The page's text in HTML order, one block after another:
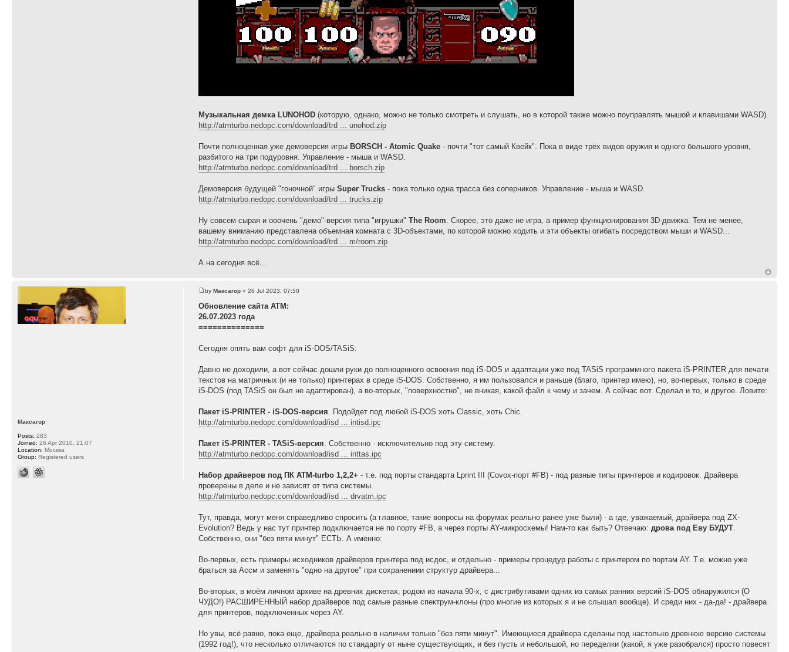
Музыкальная демка LUNOHOD (которую, однако, можно не только смотреть и слушать, но в которой также можно поуправлять мышой и клавишами WASD).
http://atmturbo.nedopc.com/download/trd ... unohod.zip
Почти полноценная уже демоверсия игры BORSCH - Atomic Quake - почти "тот самый Квейк". Пока в виде трёх видов оружия и одного большого уровня,
разбитого на три подуровня. Управление - мыша и WASD.
http://atmturbo.nedopc.com/download/trd ... borsch.zip
Демоверсия будущей "гоночной" игрыSuper Trucks - пока только одна трасса без соперников. Управление - мыша и WASD.
http://atmturbo.nedopc.com/download/trd ... trucks.zip
Ну совсем сырая и ооочень "демо"-версия типа "игрушки"The Room. Скорее, это даже не игра, а пример функционирования 3D-движка. Тем не менее,
вашему вниманию представлена объемная комната с 3D-объектами, по которой можно ходить и эти объекты огибать посредством мыши и WASD...
http://atmturbo.nedopc.com/download/trd ... m/room.zip
А на сегодня всё...
byМаксагор » 26 Jul 2023, 07:50
Обновление сайта АТМ:
26.07.2023 года
==============
Сегодня опять вам софт для iS-DOS/TASiS:
Давно не доходили, а вот сейчас дошли руки до полноценного освоения под iS-DOS и адаптации уже под TASiS программного пакета iS-PRINTER для печати
текстов на матричных (и не только) принтерах в среде iS-DOS. Собственно, я им пользовался и раньше (благо, принтер имею), но, во-первых, только в среде
iS-DOS (под TASiS он был не адаптирован), а во-вторых, "поверхностно", не вникая, какой файл к чему и зачем. А сейчас вот. Сделал и то, и другое. Ловите:
Пакет iS-PRINTER - iS-DOS-версия . Подойдет под любой iS-DOS хоть Classic, хоть Chic.
http://atmturbo.nedopc.com/download/isd ... intisd.ipc
Пакет iS-PRINTER - TASiS-версия . Собственно - исключительно под эту систему.
http://atmturbo.nedopc.com/download/isd ... inttas.ipc
Набор драйверов под ПК ATM-turbo 1,2,2+ - т.е. под порты стандарта Lprint III (Covox-порт #FB) - под разные типы принтеров и кодировок. Драйвера
проверены в деле и не зависят от типа системы.
http://atmturbo.nedopc.com/download/isd ... drvatm.ipc
Тут, правда, могут меня справедливо спросить (а главное, такие вопросы на форумах реально ранее уже были) - а где, уважаемый, драйвера под ZX-
Evolution? Ведь у нас тут принтер подключается не по порту #FB, а через порты AY-микросхемы! Нам-то как быть? Отвечаю:дрова под Еву БУДУТ
Собственно, они "без пяти минут" ЕСТЬ. А именно:
Во-первых, есть примеры исходников драйверов принтера под исдос, и отдельно - примеры процедур работы с принтером по портам AY. Т.е. можно уже
браться за Ассм и заменять "одно на другое" при сохранениии структур драйвера...
Во-вторых, в моём личном архиве на древних дискетах, родом из начала 90-х, с дистрибутивами одних из самых ранних версий iS-DOS обнаружился (О
ЧУДО!) РАСШИРЕННЫЙ набор драйверов под самые разные спектрум-клоны (про многие из которых я и не слышал вообще). И среди них - да-да! - драйвера
для принтеров, подключенных через AY.
Но увы, всё равно, пока еще, драйвера реально в наличии только "без пяти минут". Имеющиеся драйвера сделаны под настолько древнюю версию системы
(1992 год!), что несколько отличаются по стандарту от ныне существующих, и без пусть и небольшой, но переделки (какой, я уже разобрался) просто повесят
Максагор
Posts: 283
Joined: 26 Apr 2010, 21:07
Location: Москва
Group: Registered users